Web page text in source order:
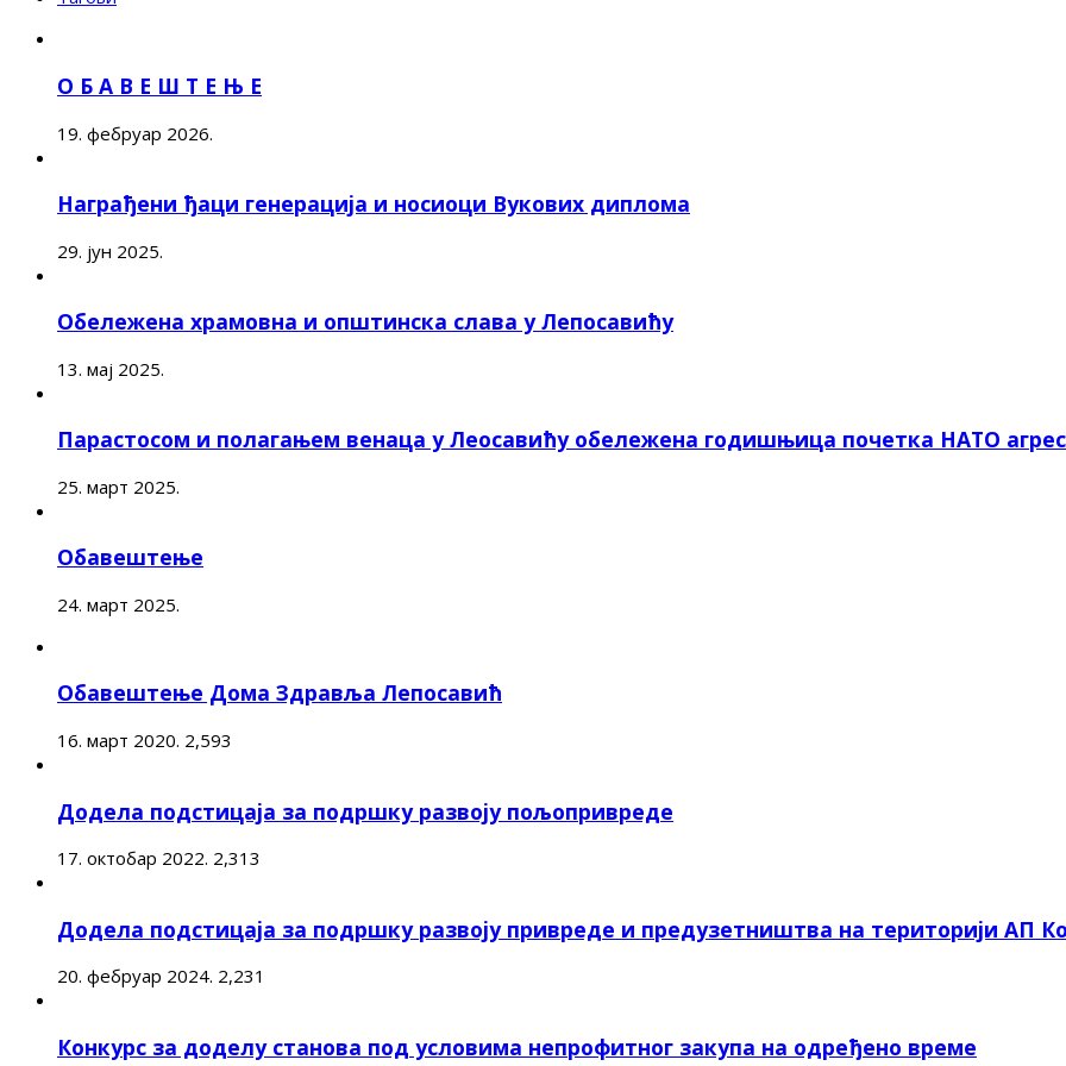
О Б А В Е Ш Т Е Њ Е
19. фебруар 2026.
Награђени ђаци генерација и носиоци Вукових диплома
29. јун 2025.
Обележена храмовна и општинска слава у Лепосавићу
13. мај 2025.
Парастосом и полагањем венаца у Леосавићу обележена годишњица почетка НАТО
25. март 2025.
Обавештење
24. март 2025.
Обавештење Дома Здравља Лепосавић
16. март 2020. 2,593
Додела подстицаја за подршку развоју пољопривреде
17. октобар 2022. 2,313
Додела подстицаја за подршку развоју привреде и предузетништва на територији АП
20. фебруар 2024. 2,231
Конкурс за доделу станова под условима непрофитног закупа на одређено време